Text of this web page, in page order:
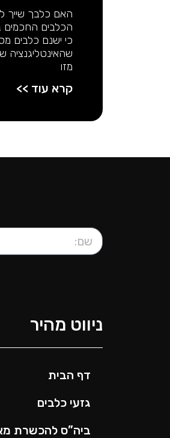
האם כלבך שייך
הכלבים החכמים
כי ישנם כלבים
שהאינטליגנציה
מזו
קרא עוד >>
ניווט מהיר
דף הבית
גזעי כלבים
ביה”ס להכשרת